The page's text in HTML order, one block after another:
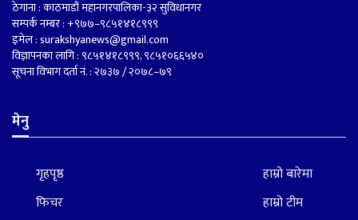
ठेगाना : काठमाडौं महानगरपालिका-३२ सुविधानगर
सम्पर्क नम्बर : +९७७–९८५१४१८९९९
इमेल :surakshyanews@gmail.com
विज्ञापनका लागि : ९८५१४१८९९९, ९८५१०६६५४०
सूचना विभाग दर्ता नं. : २७३७ / २०७८–७९
मेनु
गृहपृष्ठ
फिचर
हाम्रो बारेमा
हाम्रो टीम